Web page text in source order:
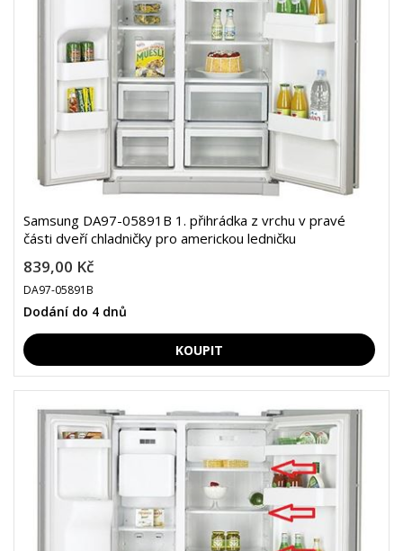
Samsung DA97-05891B 1. přihrádka z vrchu v pravé
části dveří chladničky pro americkou ledničku
839,00 Kč
DA97-05891B
Dodání do 4 dnů